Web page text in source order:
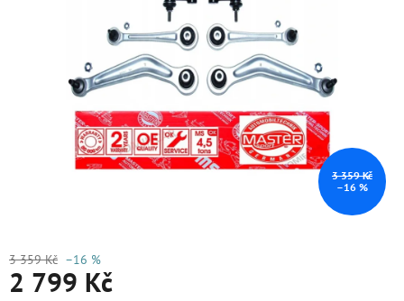
3 359 Kč
–16 %
3 359 Kč –16 %
2 799 Kč